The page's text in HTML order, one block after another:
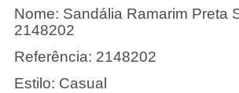
Nome: Sandália Ramarim Preta
2148202
Referência:
Estilo: Casual